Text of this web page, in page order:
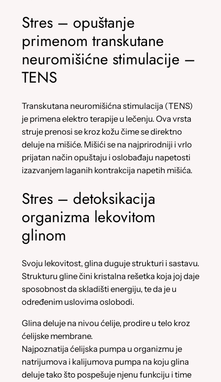
Stres – opuštanje
primenom transkutane
neuromišićne stimulacije –
TENS
Transkutana neuromišićna stimulacija (TENS)
je primena elektro terapije u lečenju. Ova vrsta
struje prenosi se kroz kožu čime se direktno
deluje na mišiće. Mišići se na najprirodniji i vrlo
prijatan način opuštaju i oslobađaju napetosti
izazvanjem laganih kontrakcija napetih mišića.
Stres – detoksikacija
organizma lekovitom
glinom
Svoju lekovitost, glina duguje strukturi i sastavu.
Strukturu gline čini kristalna rešetka koja joj daje
sposobnost da skladišti energiju, te da je u
određenim uslovima oslobodi.
Glina deluje na nivou ćelije, prodire u telo kroz
ćelijske membrane.
Najpoznatija ćelijska pumpa u organizmu je
natrijumova i kalijumova pumpa na koju glina
deluje tako što pospešuje njenu funkciju i time